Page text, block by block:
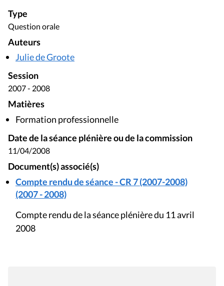
Type
Question orale
Auteurs
Julie de Groote
Session
2007 - 2008
Matières
Formation professionnelle
Date de la séance plénière ou de la commission
11/04/2008
Document(s) associé(s)
Compte rendu de séance - CR 7 (2007-2008)
(2007 - 2008)
Compte rendu de la séance plénière du 11 avril
2008